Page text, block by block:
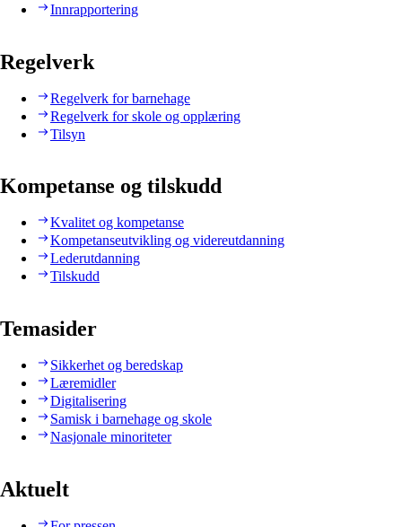
Innrapportering
Regelverk
Regelverk for barnehage
Regelverk for skole og opplæring
Tilsyn
Kompetanse og tilskudd
Kvalitet og kompetanse
Kompetanseutvikling og videreutdanning
Lederutdanning
Tilskudd
Temasider
Sikkerhet og beredskap
Læremidler
Digitalisering
Samisk i barnehage og skole
Nasjonale minoriteter
Aktuelt